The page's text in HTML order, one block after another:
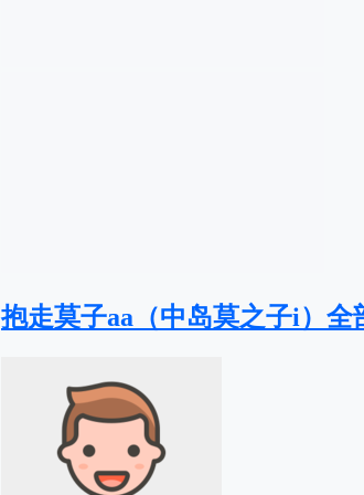
抱走莫子aa（中岛莫之子i）